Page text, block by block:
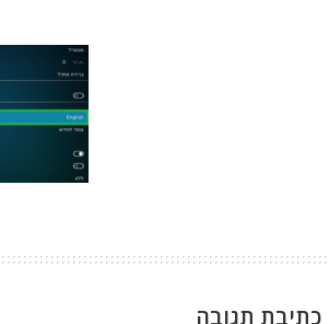
כתיבת תגובה